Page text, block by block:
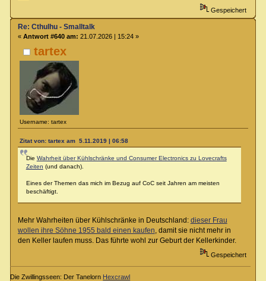
Gespeichert
tartex
Username: tartex
Re: Cthulhu - Smalltalk
« Antwort #640 am: 21.07.2026 | 15:24 »
Zitat von: tartex am 5.11.2019 | 06:58
Die Wahrheit über Kühlschränke und Consumer Electronics zu Lovecrafts
Zeiten (und danach).
Eines der Themen das mich im Bezug auf CoC seit Jahren am meisten
beschäftigt.
Mehr Wahrheiten über Kühlschränke in Deutschland: dieser Frau
wollen ihre Söhne 1955 bald einen kaufen, damit sie nicht mehr in
den Keller laufen muss. Das führte wohl zur Geburt der Kellerkinder.
Gespeichert
Die Zwillingsseen: Der Tanelorn Hexcrawl